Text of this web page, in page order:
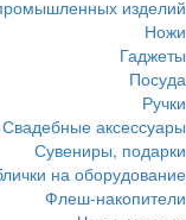
изделий
Ножи
Гаджеты
Посуда
Ручки
Свадебные аксессуары
Сувениры, подарки
на оборудование
Флеш-накопители